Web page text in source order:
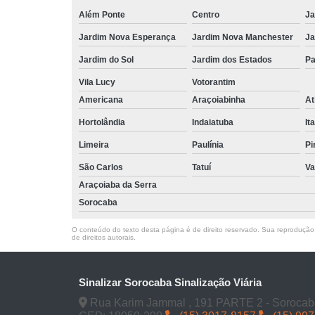
Além Ponte Centro
Jardim Nova Esperança Jardim Nova Manchester
Jardim do Sol Jardim dos Estados
Vila Lucy
Votorantim
Americana
Araçoiabinha
Hortolândia Indaiatuba
Limeira Paulínia
São Carlos Tatuí
Araçoiaba da Serra
Sorocaba
O conteúdo do texto desta página é de direito reservado. Sua
de direitos autorais
Sinalizar Sorocaba Sinalização Viária
Rua Karim Jammal , 191 PARTE 2 -